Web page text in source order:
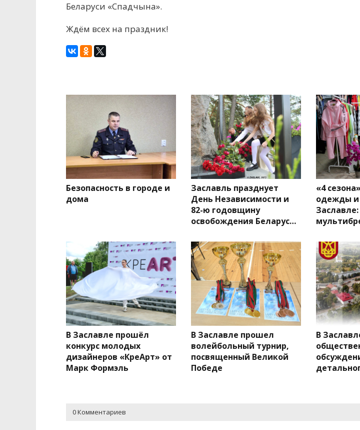
Беларуси «Спадчына».
Ждём всех на праздник!
Безопасность в городе и
дома
Заславль празднует
День Независимости и
82-ю годовщину
освобождения Беларус…
«4
одежды и
В Заславле прошёл
конкурс молодых
дизайнеров «КреАрт» от
Марк Формэль
В Заславле прошел
волейбольный турнир,
посвященный Великой
Победе
В
0 Комментариев